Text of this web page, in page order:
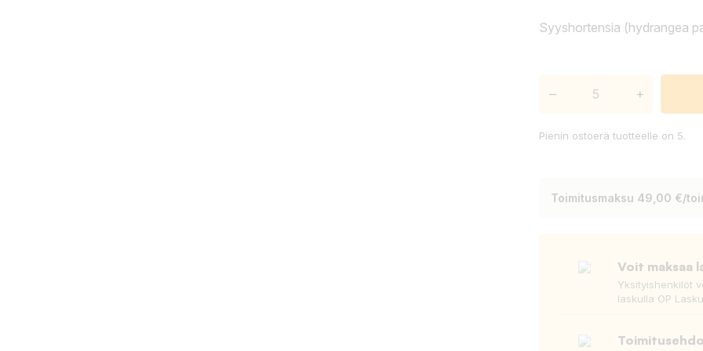
Syyshortensia (hydrangea
– +
Pienin ostoerä tuotteelle on 5.
Toimitusmaksu 49,00 €/
Voit maksaa
Yksityishenkilöt
laskulla OP